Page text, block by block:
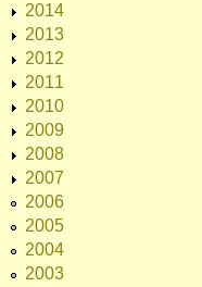
2014
2013
2012
2011
2010
2009
2008
2007
2006
2005
2004
2003